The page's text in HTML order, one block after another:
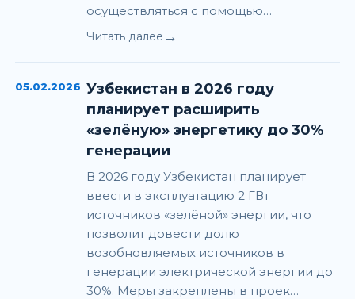
осуществляться с помощью…
Читать далее →
05.02.2026 Узбекистан в 2026 году
планирует расширить
«зелёную» энергетику до 30%
генерации
В 2026 году Узбекистан планирует
ввести в эксплуатацию 2 ГВт
источников «зелёной» энергии, что
позволит довести долю
возобновляемых источников в
генерации электрической энергии до
30%. Меры закреплены в проек…